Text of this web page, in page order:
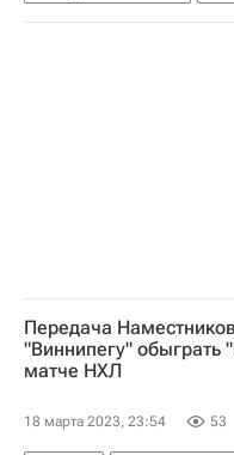
Елизавета Туктамышева
Передача
"Виннипегу" обыграть
матче НХЛ
18 марта 2023, 23:54 53